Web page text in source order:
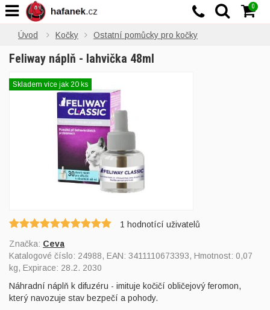
Úvod Kočky Ostatní pomůcky pro kočky
Feliway náplň - lahvička 48ml
Skladem více jak 20 ks
1 hodnotící uživatelů
Značka: Ceva
Katalogové číslo: 24988, EAN: 3411110673393, Hmotnost: 0,07
kg, Expirace: 28.2. 2030
Náhradní náplň k difuzéru - imituje kočičí obličejový feromon,
který navozuje stav bezpečí a pohody.
0